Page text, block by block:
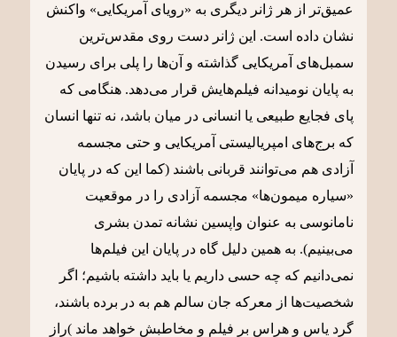
عمیق‌تر از هر ژانر دیگری به «رویای آمریکایی» واکنش
نشان داده است. این ژانر دست روی مقدس‌ترین
سمبل‌های آمریکایی گذاشته و آن‌ها را پلی برای رسیدن
به پایان نومیدانه فیلم‌هایش قرار می‌دهد. هنگامی که
پای فجایع طبیعی یا انسانی در میان باشد، نه تنها انسان
که برج‌های امپریالیستی آمریکایی و حتی مجسمه
آزادی هم می‌توانند قربانی باشند (کما این که در پایان
«سیاره میمون‌ها» مجسمه آزادی را در موقعیت
نامانوسی به عنوان واپسین نشانه تمدن بشری
می‌بینیم). به همین دلیل گاه در پایان این فیلم‌ها
نمی‌دانیم که چه حسی داریم یا باید داشته باشیم؛ اگر
شخصیت‌ها از معرکه جان سالم هم به در برده باشند،
گرد یاس و هراس بر فیلم و مخاطبش خواهد ماند )راز